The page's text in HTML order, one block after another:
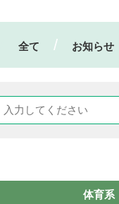
全て お知らせ
体育系